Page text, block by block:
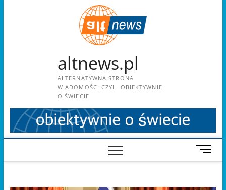
altnews.pl
ALTERNATYWNA STRONA
WIADOMOŚCI CZYLI OBIEKTYWNIE
O ŚWIECIE
M
e